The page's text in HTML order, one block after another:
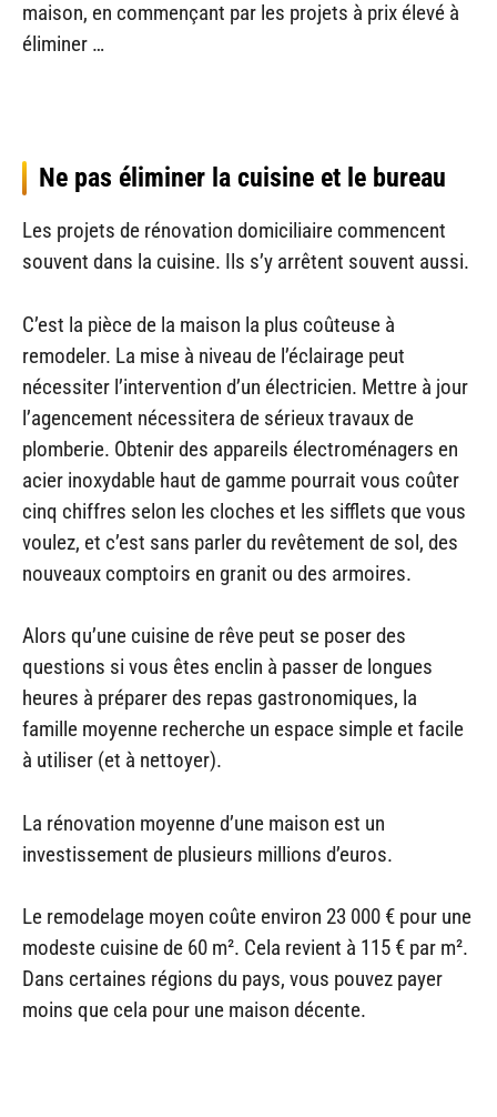
maison, en commençant par les projets à prix élevé à
éliminer …
Ne pas éliminer la cuisine et le bureau
Les projets de rénovation domiciliaire commencent
souvent dans la cuisine. Ils s’y arrêtent souvent aussi.
C’est la pièce de la maison la plus coûteuse à
remodeler. La mise à niveau de l’éclairage peut
nécessiter l’intervention d’un électricien. Mettre à jour
l’agencement nécessitera de sérieux travaux de
plomberie. Obtenir des appareils électroménagers en
acier inoxydable haut de gamme pourrait vous coûter
cinq chiffres selon les cloches et les sifflets que vous
voulez, et c’est sans parler du revêtement de sol, des
nouveaux comptoirs en granit ou des armoires.
Alors qu’une cuisine de rêve peut se poser des
questions si vous êtes enclin à passer de longues
heures à préparer des repas gastronomiques, la
famille moyenne recherche un espace simple et facile
à utiliser (et à nettoyer).
La rénovation moyenne d’une maison est un
investissement de plusieurs millions d’euros.
Le remodelage moyen coûte environ 23 000 € pour une
modeste cuisine de 60 m². Cela revient à 115 € par m².
Dans certaines régions du pays, vous pouvez payer
moins que cela pour une maison décente.